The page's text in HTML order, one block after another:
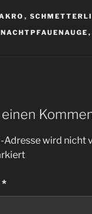
,
,
Adresse wird nicht
*